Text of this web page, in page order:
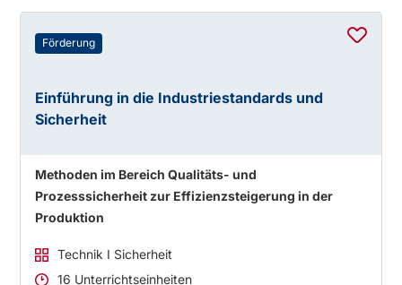
Förderung
Einführung in die Industriestandards und
Sicherheit
Methoden im Bereich Qualitäts- und
Prozesssicherheit zur Effizienzsteigerung in der
Produktion
Technik I Sicherheit
16 Unterrichtseinheiten